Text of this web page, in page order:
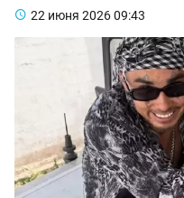
22 июня 202609:43